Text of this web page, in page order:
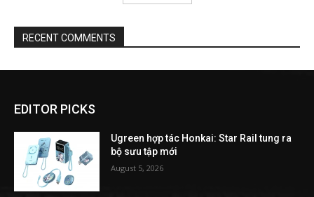
RECENT COMMENTS
EDITOR PICKS
Ugreen hợp tác Honkai: Star Rail tung ra
bộ sưu tập mới
August 5, 2026